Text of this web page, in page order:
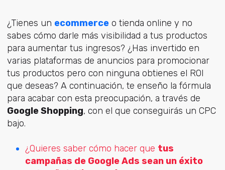
¿Tienes un ecommerceo tienda online y no
sabes cómo darle más visibilidad a tus productos
para aumentar tus ingresos? ¿Has invertido en
varias plataformas de anuncios para promocionar
tus productos pero con ninguna obtienes el ROI
que deseas? A continuación, te enseño la fórmula
para acabar con esta preocupación, a través de
Google Shopping, con el que conseguirás un CPC
bajo.
¿Quieres saber cómo hacer que tus
campañas de Google Ads sean un éxito